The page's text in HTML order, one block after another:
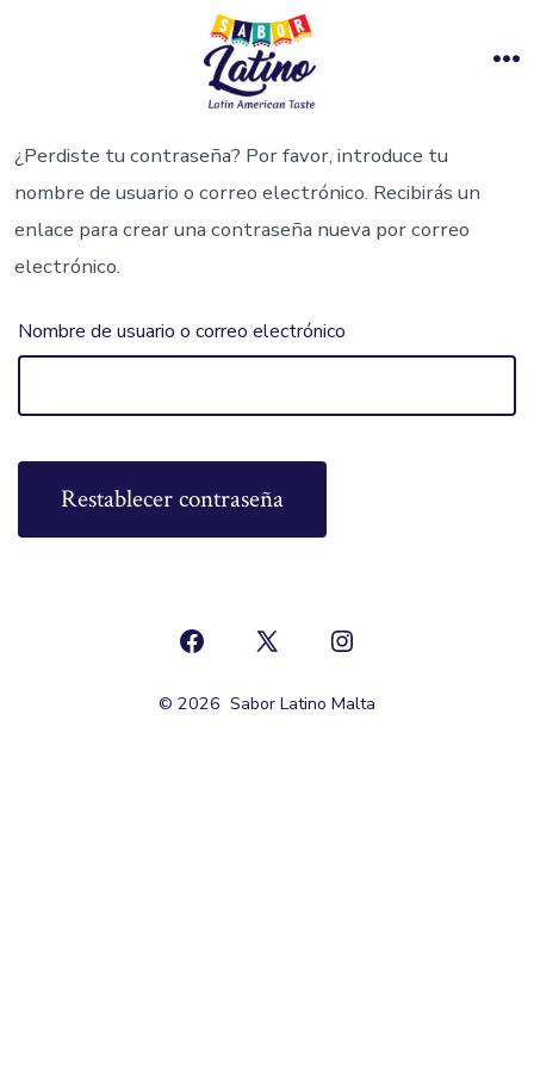
¿Perdiste tu contraseña? Por favor, introduce tu
nombre de usuario o correo electrónico. Recibirás un
enlace para crear una contraseña nueva por correo
electrónico.
Nombre de usuario o correo electrónico
Restablecer contraseña
© 2026 Sabor Latino Malta